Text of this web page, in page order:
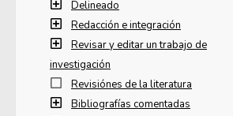
Delineado
Redacción e integración
Revisar y editar un trabajo de
investigación
Revisiónes de la literatura
Bibliografías comentadas